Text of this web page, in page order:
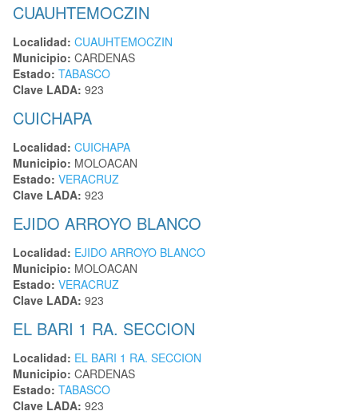
CUAUHTEMOCZIN
Localidad: CUAUHTEMOCZIN
Municipio: CARDENAS
Estado: TABASCO
Clave LADA: 923
CUICHAPA
Localidad: CUICHAPA
Municipio: MOLOACAN
Estado: VERACRUZ
Clave LADA: 923
EJIDO ARROYO BLANCO
Localidad: EJIDO ARROYO BLANCO
Municipio: MOLOACAN
Estado: VERACRUZ
Clave LADA: 923
EL BARI 1 RA. SECCION
Localidad: EL BARI 1 RA. SECCION
Municipio: CARDENAS
Estado: TABASCO
Clave LADA: 923